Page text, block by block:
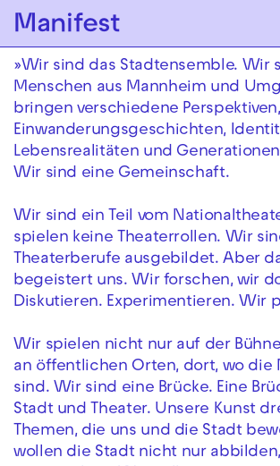
Zur Hauptnavigation springen
Zum Hauptinhalt springen Zum
Manifest
»Wir sind das Stadtensemble. Wir
Menschen aus Mannheim und
bringen verschiedene Perspektiven,
Einwanderungsgeschichten,
Lebensrealitäten und
Wir sind eine Gemeinschaft.
Wir sind ein Teil vom
spielen keine Theaterrollen. Wir
Theaterberufe ausgebildet. Aber
begeistert uns. Wir forschen, wir
Diskutieren. Experimentieren. Wir
Wir spielen nicht nur auf der
an öffentlichen Orten, dort, wo die
sind. Wir sind eine Brücke. Eine
Stadt und Theater. Unsere Kunst
Themen, die uns und die Stadt
wollen die Stadt nicht nur